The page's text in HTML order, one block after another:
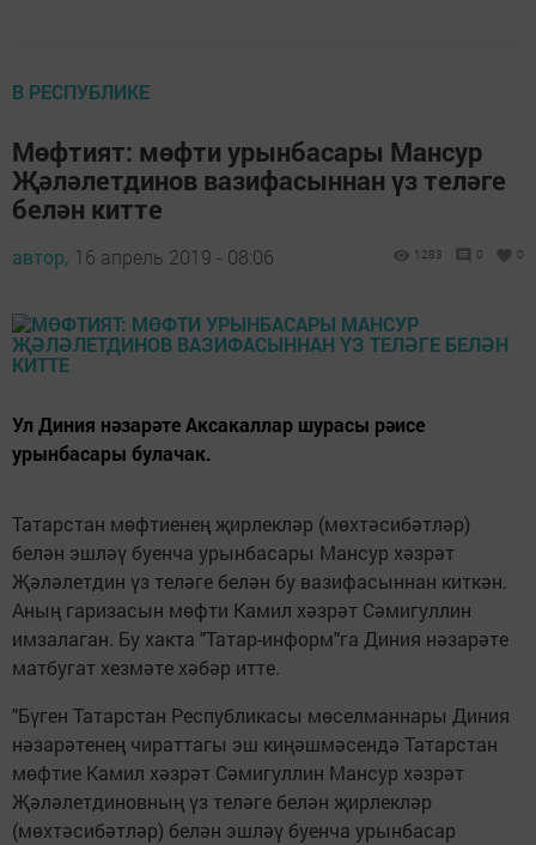
В РЕСПУБЛИКЕ
Мөфтият: мөфти урынбасары Мансур
Җәләлетдинов вазифасыннан үз теләге
белән китте
автор, 16 апрель 2019 - 08:06 1283 0 0
Ул Диния нәзарәте Аксакаллар шурасы рәисе
урынбасары булачак.
Татарстан мөфтиенең җирлекләр (мөхтәсибәтләр)
белән эшләү буенча урынбасары Мансур хәзрәт
Җәләлетдин үз теләге белән бу вазифасыннан киткән.
Аның гаризасын мөфти Камил хәзрәт Сәмигуллин
имзалаган. Бу хакта "Татар-информ"га Диния нәзарәте
матбугат хезмәте хәбәр итте.
"Бүген Татарстан Республикасы мөселманнары Диния
нәзарәтенең чираттагы эш киңәшмәсендә Татарстан
мөфтие Камил хәзрәт Сәмигуллин Мансур хәзрәт
Җәләлетдиновның үз теләге белән җирлекләр
(мөхтәсибәтләр) белән эшләү буенча урынбасар